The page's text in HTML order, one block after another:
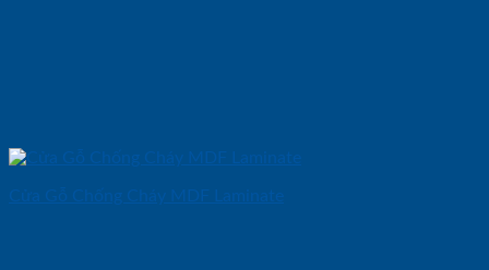
Cửa Gỗ Chống Cháy MDF Laminate